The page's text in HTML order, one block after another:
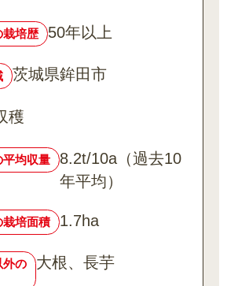
栽培歴 50年以上
茨城県鉾田市
穫
平均収量
8.2t/10a（過去10
年平均）
栽培面積 1.7ha
外の
大根、長芋